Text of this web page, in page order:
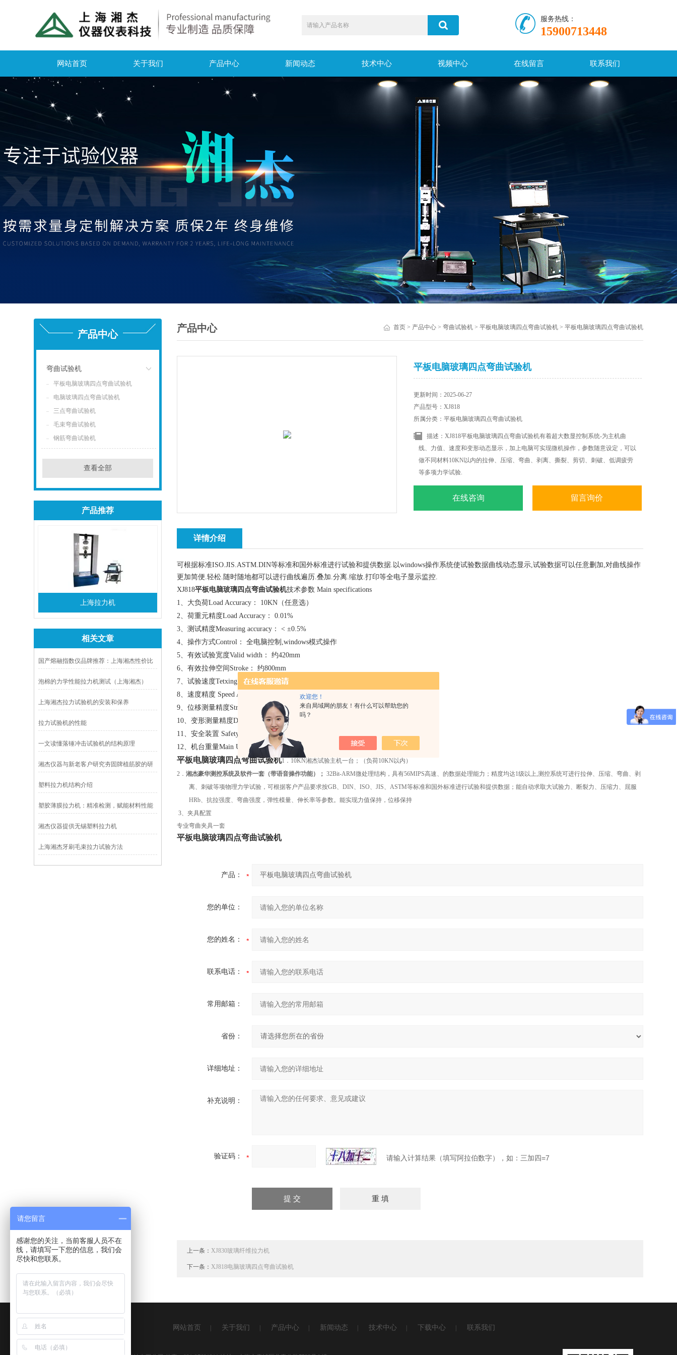
欢迎您！
来自局域网的朋友！有什么可以帮助您的
吗？
服务热线：
15900713448
网站首页 关于我们 产品中心 新闻动态 技术中心 视频中心 在线留言 联系我们
产品中心
弯曲试验机
点击
平板电脑玻璃四点弯曲试验机
电脑玻璃四点弯曲试验机
三点弯曲试验机
毛束弯曲试验机
钢筋弯曲试验机
查看全部
产品推荐
上海拉力机
相关文章
国产熔融指数仪品牌推荐：上海湘杰性价比
泡棉的力学性能拉力机测试（上海湘杰）
上海湘杰拉力试验机的安装和保养
拉力试验机的性能
一文读懂落锤冲击试验机的结构原理
湘杰仪器与新老客户研究夯固牌植筋胶的研
塑料拉力机结构介绍
塑胶薄膜拉力机：精准检测，赋能材料性能
湘杰仪器提供无锡塑料拉力机
上海湘杰牙刷毛束拉力试验方法
产品中心 首页> 产品中心> 弯曲试验机> 平板电脑玻璃四点弯曲试验机> 平板电脑玻璃四点弯曲试验机
平板电脑玻璃四点弯曲试验机
更新时间：2025-06-27
产品型号：XJ818
所属分类：平板电脑玻璃四点弯曲试验机
描述：XJ818平板电脑玻璃四点弯曲试验机有着超大数显控制系统-为主机曲
线、力值、速度和变形动态显示，加上电脑可实现微机操作，参数随意设定，可以
做不同材料10KN以内的拉伸、压缩、弯曲、剥离、撕裂、剪切、刺破、低调疲劳
等多项力学试验.
在线咨询 留言询价
详情介绍
可根据标准ISO.JIS.ASTM.DIN等标准和国外标准进行试验和提供数据.以windows操作系统使试验数据曲线动态显示,试验数据可以任意删加,对曲线操作
更加简便.轻松.随时随地都可以进行曲线遍历.叠加.分离.缩放.打印等全电子显示监控.
XJ818平板电脑玻璃四点弯曲试验机技术参数 Main specifications
1、大负荷Load Accuracy： 10KN（任意选）
2、荷重元精度Load Accuracy： 0.01%
3、测试精度Measuring accuracy： < ±0.5%
4、操作方式Control： 全电脑控制,windows模式操作
5、有效试验宽度Valid width： 约420mm
6、有效拉伸空间Stroke： 约800mm
7、试验速度Tetxing speed : 0.001~500mm/min
8、速度精度 Speed Accuracy：: ±0.5%以内；
9、位移测量精度Stroke Accuracy： ±0.5%以内；
10、变形测量精度Displacement Accuracy： ±0.5%以内
11、安全装置 Safety device： 电子限位保护，紧急停止键 Safeguard stroke
12、机台重量Main Unit Weight ： 约240kg
平板电脑玻璃四点弯曲试验机1． 10KN湘杰试验主机一台；（负荷10KN以内）
2．湘杰豪华测控系统及软件一套（带语音操作功能）；32Bit-ARM微处理结构，具有56MIPS高速、的数据处理能力；精度均达1级以上,测控系统可进行拉伸、压缩、弯曲、剥
离、刺破等项物理力学试验，可根据客户产品要求按GB、DIN、ISO、JIS、ASTM等标准和国外标准进行试验和提供数据；能自动求取大试验力、断裂力、压缩力、屈服
HRb、抗拉强度、弯曲强度，弹性模量、伸长率等参数。能实现力值保持，位移保持
3、夹具配置
专业弯曲夹具一套
平板电脑玻璃四点弯曲试验机
产品：
您的单位：
您的姓名：
联系电话：
常用邮箱：
省份：
详细地址：
补充说明：
验证码： 请输入计算结果（填写阿拉伯数字），如：三加四=7
上一条：XJ830玻璃纤维拉力机
下一条：XJ818电脑玻璃四点弯曲试验机
网站首页 关于我们 产品中心 新闻动态 技术中心 下载中心 联系我们
请您留言
感谢您的关注，当前客服人员不在
线，请填写一下您的信息，我们会
尽快和您联系。